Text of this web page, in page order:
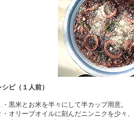
シピ（１人前）
・黒米とお米を半々にして半カップ用意。
・オリーブオイルに刻んだニンニクを少々